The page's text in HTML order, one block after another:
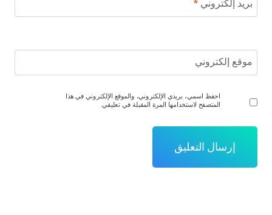
بريد إلكتروني *
موقع إلكتروني
احفظ اسمي، بريدي الإلكتروني، والموقع الإلكتروني في هذا
المتصفح لاستخدامها المرة المقبلة في تعليقي.